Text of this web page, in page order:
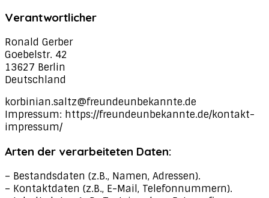
Verantwortlicher
Ronald Gerber
Goebelstr. 42
13627 Berlin
Deutschland
korbinian.saltz@freundeunbekannte.de
Impressum: https://freundeunbekannte.de/kontakt-
impressum/
Arten der verarbeiteten Daten:
– Bestandsdaten (z.B., Namen, Adressen).
– Kontaktdaten (z.B., E-Mail, Telefonnummern).